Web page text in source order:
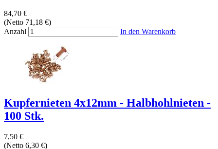
84,70 €
(Netto 71,18 €)
Anzahl
In den Warenkorb
Kupfernieten 4x12mm - Halbhohlnieten -
100 Stk.
7,50 €
(Netto 6,30 €)